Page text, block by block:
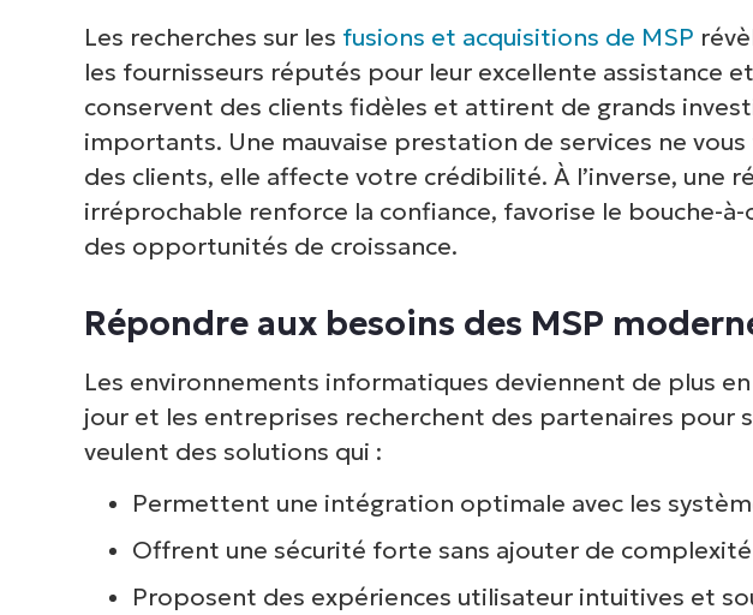
Les recherches sur les fusions et acquisitions de MSP
les fournisseurs réputés pour leur excellente assistance
conservent des clients fidèles et attirent de grands
importants. Une mauvaise prestation de services ne
des clients, elle affecte votre crédibilité. À l’inverse, une
irréprochable renforce la confiance, favorise le bouche-
des opportunités de croissance.
Répondre aux besoins des MSP
Les environnements informatiques deviennent de plus
jour et les entreprises recherchent des partenaires pour
veulent des solutions qui :
Permettent une intégration optimale avec les
Offrent une sécurité forte sans ajouter de complexité
Proposent des expériences utilisateur intuitives et